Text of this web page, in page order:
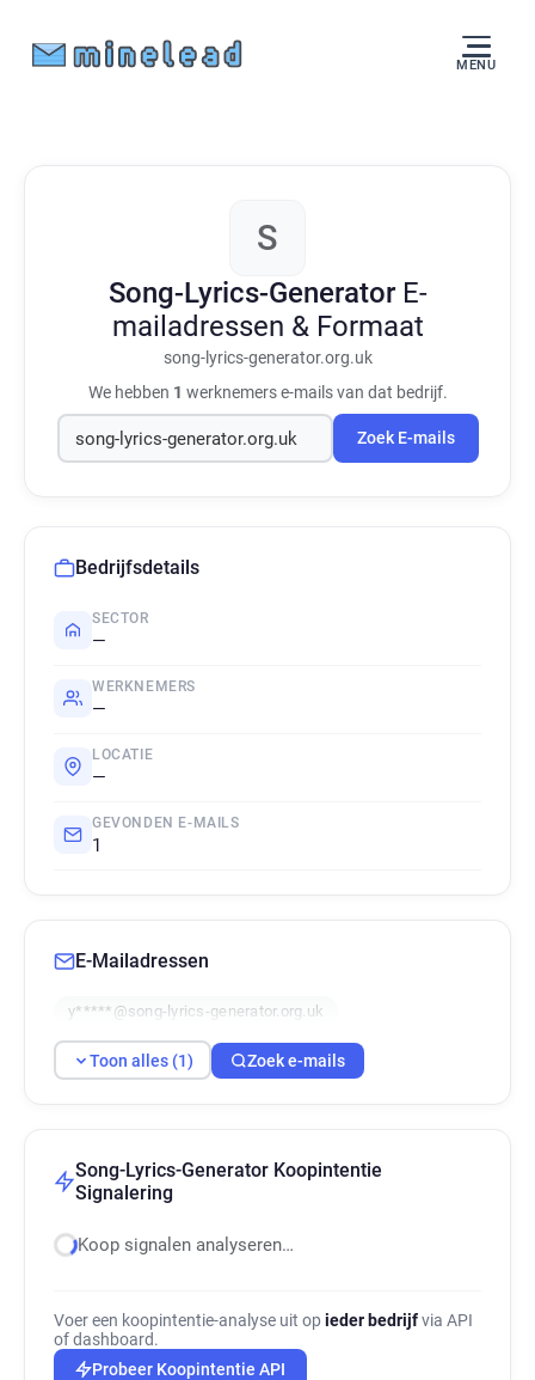
MENU
S
Song-Lyrics-Generator E-
mailadressen & Formaat
song-lyrics-generator.org.uk
We hebben 1 werknemers e-mails van dat bedrijf.
Zoek E-mails
Bedrijfsdetails
SECTOR
—
WERKNEMERS
—
LOCATIE
—
GEVONDEN E-MAILS
1
E-Mailadressen
y*****@song-lyrics-generator.org.uk
Toon alles (1) Zoek e-mails
Song-Lyrics-Generator Koopintentie
Signalering
Koop signalen analyseren…
Voer een koopintentie-analyse uit op ieder bedrijfvia API
of dashboard.
Probeer Koopintentie API